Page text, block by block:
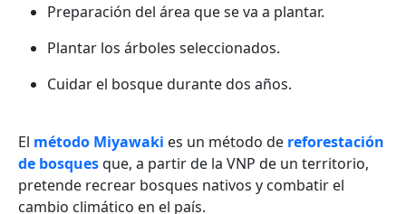
Preparación del área que se va a plantar.
Plantar los árboles seleccionados.
Cuidar el bosque durante dos años.
El método Miyawaki es un método de reforestación
de bosquesque, a partir de la VNP de un territorio,
pretende recrear bosques nativos y combatir el
cambio climático en el país.